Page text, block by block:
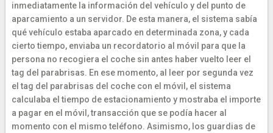
inmediatamente la información del vehículo y del punto de
aparcamiento a un servidor. De esta manera, el sistema sabía
qué vehículo estaba aparcado en determinada zona, y cada
cierto tiempo, enviaba un recordatorio al móvil para que la
persona no recogiera el coche sin antes haber vuelto leer el
tag del parabrisas. En ese momento, al leer por segunda vez
el tag del parabrisas del coche con el móvil, el sistema
calculaba el tiempo de estacionamiento y mostraba el importe
a pagar en el móvil, transacción que se podía hacer al
momento con el mismo teléfono. Asimismo, los guardias de